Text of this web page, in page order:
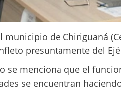
municipio de Chiriguaná
presuntamente del
se menciona que el
se encuentran